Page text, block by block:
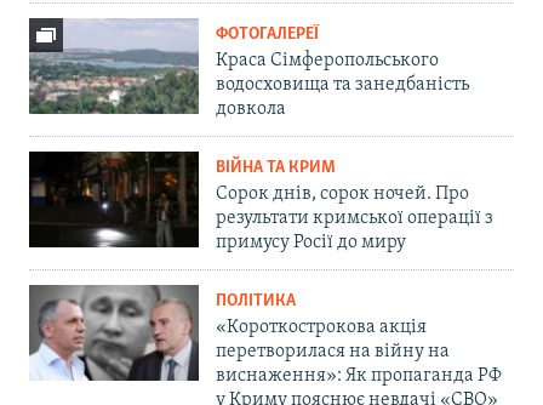
ФОТОГАЛЕРЕЇ
Краса Сімферопольського
водосховища та занедбаність
довкола
ВІЙНА ТА КРИМ
Сорок днів, сорок ночей. Про
результати кримської операції з
примусу Росії до миру
ПОЛІТИКА
«Короткострокова акція
перетворилася на війну на
виснаження»: Як пропаганда РФ
у Криму пояснює невдачі «СВО»